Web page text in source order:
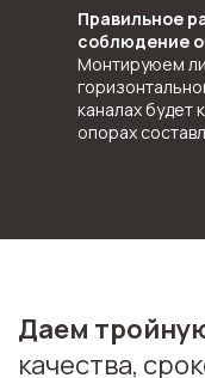
Правильное
соблюдение
Монтируюем
каналах будет
опорах
Даем
качества,